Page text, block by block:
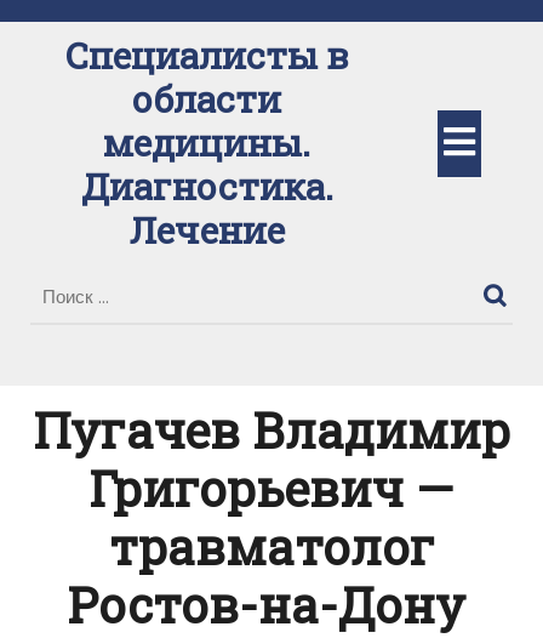
содержимомуСпециалисты в
области
медицины.
Диагностика.
Лечение
Пугачев Владимир
Григорьевич —
травматолог
Ростов-на-Дону